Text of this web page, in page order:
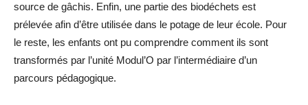
source de gâchis. Enfin, une partie des biodéchets est
prélevée afin d’être utilisée dans le potage de leur école. Pour
le reste, les enfants ont pu comprendre comment ils sont
transformés par l’unité Modul’O par l’intermédiaire d’un
parcours pédagogique.